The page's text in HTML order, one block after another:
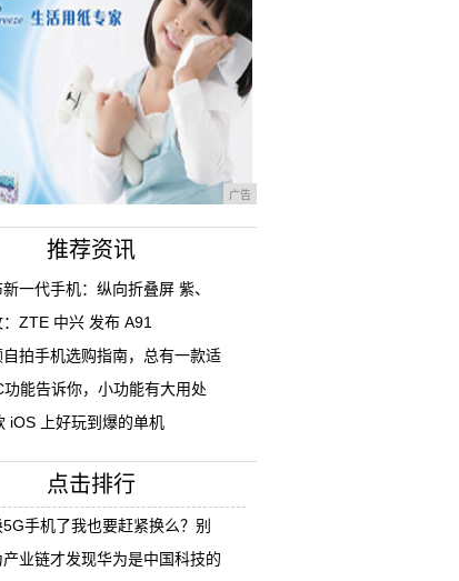
广告
推荐资讯
一代手机：纵向折叠屏 紫、
ZTE 中兴 发布 A91
自拍手机选购指南，总有一款适
能告诉你，小功能有大用处
iOS 上好玩到爆的单机
点击排行
手机了我也要赶紧换么？别
业链才发现华为是中国科技的